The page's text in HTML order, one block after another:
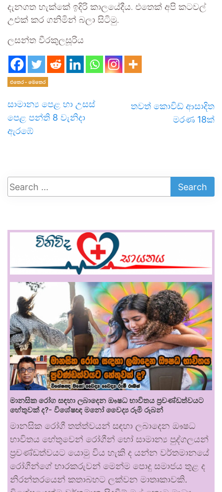
දැනගත හැක්කේ ඉදිරි කාලයේදීය. එතෙක් අපි කටවල්
උළුක් කර ගනිමින් බලා සිටිමු.
ලසන්ත වීරකුලසූරිය
එතෙර - මෙතෙර
සාමාන්‍ය පෙළ හා උසස්
පෙළ පන්ති 8 වැනිදා
ඇරඹේ
තවත් කොවිඩ් ආසාදිත
මරණ 18ක්
මානසික රෝග සඳහා ලබාදෙන ඖෂධ භාවිතය ප්‍රචණ්ඩත්වයට
හේතුවක් ද?- විශේෂඥ මනෝ වෛද්‍ය රූමි රූබන්
මානසික රෝගී තත්ත්වයන් සඳහා ලබාදෙන ඖෂධ
භාවිතය හේතුවෙන් රෝගීන් හෝ සාමාන්‍ය පුද්ගලයන්
ප්‍රචණ්ඩත්වයට යොමු විය හැකි ද යන්න වර්තමානයේ
රෝගීන්ගේ භාරකරුවන් මෙන්ම පොදු සමාජය තුළ ද
නිරන්තරයෙන් කතාබහට ලක්වන මාතෘකාවකි.